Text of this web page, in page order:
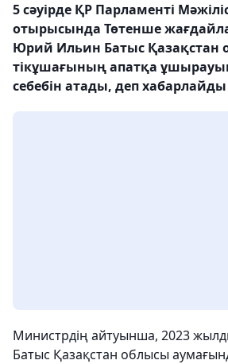
5 сәуірде ҚР Парламенті
отырысында Төтенше
Юрий Ильин Батыс Қазақстан
тікұшағының апатқа
себебін атады, деп хабарлайды
Министрдің айтуынша, 2023
Батыс Қазақстан облысы